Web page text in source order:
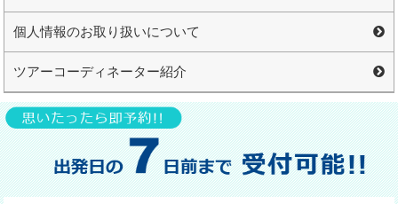
個人情報のお取り扱いについて
ツアーコーディネーター紹介